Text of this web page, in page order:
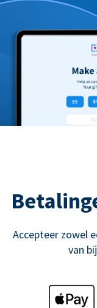
Accepteer zowel
van